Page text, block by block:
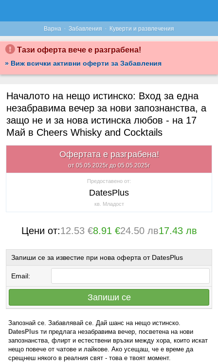
Варна · Забавления · Куверти и развлечения
Тази оферта вече е разграбена!
» Виж всички активни оферти за Забавления
Началото на нещо истинско: Вход за една
незабравима вечер за нови запознанства, а
защо не и за нова истинска любов - на 17
Май в Cheers Whisky and Cocktails
Офертата е разграбена!
от 05.05.2025г до 05.05.2025г
Предоставено от:
DatesPlus
кв. Младост
Цени от:12.53 €8.91 €24.50 лв17.43 лв
Запиши се за известие при нова оферта от DatesPlus
Email:
Запиши се
Запознай се. Забавлявай се. Дай шанс на нещо истинско.
DatesPlus ти предлага незабравима вечер, посветена на нови
запознанства, флирт и естествени връзки между хора, които искат
нещо повече от чатове и лайкове. Ако усещаш, че е време да
срещнеш някого в реалния свят - това е твоят момент.